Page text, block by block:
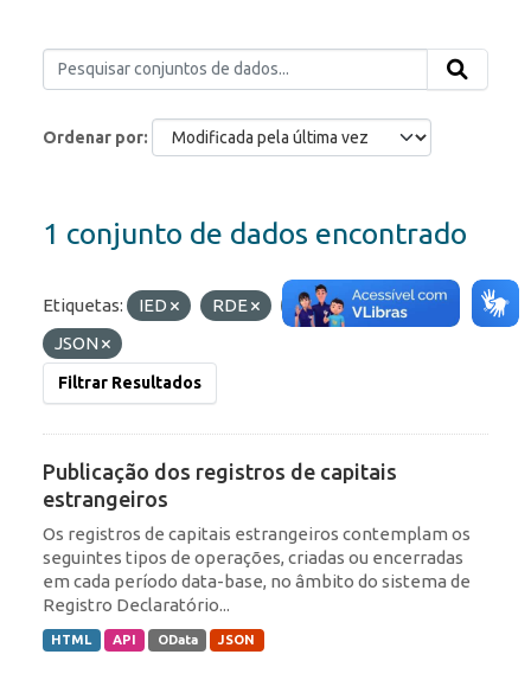
Ordenar por
1 conjunto de dados encontrado
Etiquetas: IED RDE ROF
Formatos:
JSON
Filtrar Resultados
Publicação dos registros de capitais
estrangeiros
Os registros de capitais estrangeiros contemplam os
seguintes tipos de operações, criadas ou encerradas
em cada período data-base, no âmbito do sistema de
Registro Declaratório...
HTML API OData JSON